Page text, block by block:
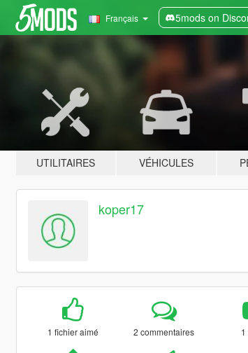
Français 5mods on
UTILITAIRES VÉHICULES
koper17
1 fichier aimé 2 commentaires